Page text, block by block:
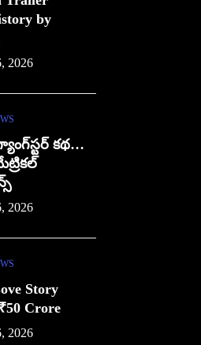
by
2026
కథ…
2026
Story
Crore
2026